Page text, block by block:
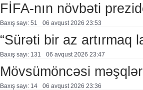
FİFA-nın növbəti
Baxış sayı: 51 06 avqust 2026 23:53
“Sürəti bir az artırmaq
Baxış sayı: 131 06 avqust 2026 23:47
Mövsümöncəsi
Baxış sayı: 14 06 avqust 2026 23:36